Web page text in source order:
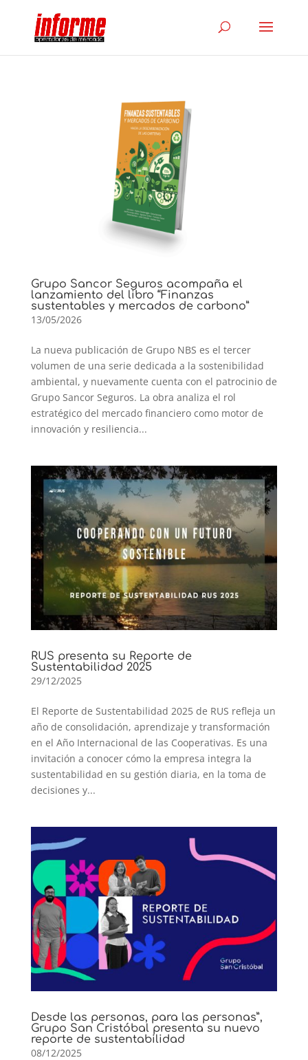
Grupo Sancor Seguros acompaña el
lanzamiento del libro “Finanzas
sustentables y mercados de carbono”
13/05/2026
La nueva publicación de Grupo NBS es el tercer
volumen de una serie dedicada a la sostenibilidad
ambiental, y nuevamente cuenta con el patrocinio de
Grupo Sancor Seguros. La obra analiza el rol
estratégico del mercado financiero como motor de
innovación y resiliencia...
RUS presenta su Reporte de
Sustentabilidad 2025
29/12/2025
El Reporte de Sustentabilidad 2025 de RUS refleja un
año de consolidación, aprendizaje y transformación
en el Año Internacional de las Cooperativas. Es una
invitación a conocer cómo la empresa integra la
sustentabilidad en su gestión diaria, en la toma de
decisiones y...
Desde las personas, para las personas”,
Grupo San Cristóbal presenta su nuevo
reporte de sustentabilidad
08/12/2025